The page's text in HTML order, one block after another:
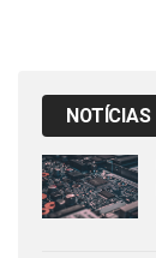
NOTÍCIAS